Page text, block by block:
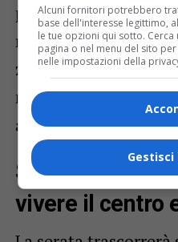
particolarmente
rispetto alle zone
zero termico si
metri, segnale della
anche alle quote più
Serata:
vivere il centro
Alcuni fornitori potrebbero
base dell'interesse legittimo,
le tue opzioni qui sotto.
pagina o nel menu del sito
nelle impostazioni della
Gestisci